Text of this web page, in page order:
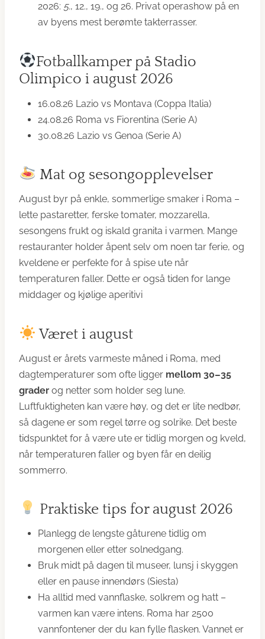
2026: 5., 12., 19., og 26. Privat operashow på en
av byens mest berømte takterrasser.
Fotballkamper på Stadio
Olimpico i august 2026
16.08.26 Lazio vs Montava (Coppa Italia)
24.08.26 Roma vs Fiorentina (Serie A)
30.08.26 Lazio vs Genoa (Serie A)
Mat og sesongopplevelser
August byr på enkle, sommerlige smaker i Roma –
lette pastaretter, ferske tomater, mozzarella,
sesongens frukt og iskald granita i varmen. Mange
restauranter holder åpent selv om noen tar ferie, og
kveldene er perfekte for å spise ute når
temperaturen faller. Dette er også tiden for lange
middager og kjølige aperitivi
Været i august
August er årets varmeste måned i Roma, med
dagtemperaturer som ofte ligger mellom 30–35
grader og netter som holder seg lune.
Luftfuktigheten kan være høy, og det er lite nedbør,
så dagene er som regel tørre og solrike. Det beste
tidspunktet for å være ute er tidlig morgen og kveld,
når temperaturen faller og byen får en deilig
sommerro.
Praktiske tips for august 2026
Planlegg de lengste gåturene tidlig om
morgenen eller etter solnedgang.
Bruk midt på dagen til museer, lunsj i skyggen
eller en pause innendørs (Siesta)
Ha alltid med vannflaske, solkrem og hatt –
varmen kan være intens. Roma har 2500
vannfontener der du kan fylle flasken. Vannet er